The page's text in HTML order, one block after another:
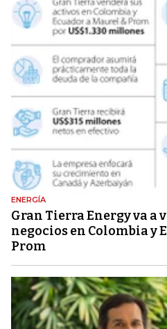
ENERGÍA
Gran Tierra Energy va a
negocios en Colombia y
Prom